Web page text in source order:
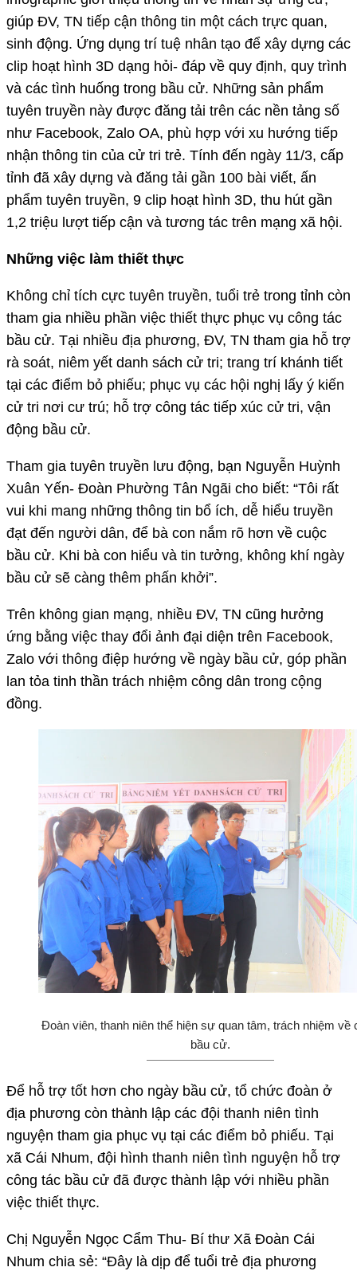
giúp ĐV, TN tiếp cận thông tin một cách trực quan,
sinh động. Ứng dụng trí tuệ nhân tạo để xây dựng các
clip hoạt hình 3D dạng hỏi- đáp về quy định, quy trình
và các tình huống trong bầu cử. Những sản phẩm
tuyên truyền này được đăng tải trên các nền tảng số
như Facebook, Zalo OA, phù hợp với xu hướng tiếp
nhận thông tin của cử tri trẻ. Tính đến ngày 11/3, cấp
tỉnh đã xây dựng và đăng tải gần 100 bài viết, ấn
phẩm tuyên truyền, 9 clip hoạt hình 3D, thu hút gần
1,2 triệu lượt tiếp cận và tương tác trên mạng xã hội.
Những việc làm thiết thực
Không chỉ tích cực tuyên truyền, tuổi trẻ trong tỉnh còn
tham gia nhiều phần việc thiết thực phục vụ công tác
bầu cử. Tại nhiều địa phương, ĐV, TN tham gia hỗ trợ
rà soát, niêm yết danh sách cử tri; trang trí khánh tiết
tại các điểm bỏ phiếu; phục vụ các hội nghị lấy ý kiến
cử tri nơi cư trú; hỗ trợ công tác tiếp xúc cử tri, vận
động bầu cử.
Tham gia tuyên truyền lưu động, bạn Nguyễn Huỳnh
Xuân Yến- Đoàn Phường Tân Ngãi cho biết: “Tôi rất
vui khi mang những thông tin bổ ích, dễ hiểu truyền
đạt đến người dân, để bà con nắm rõ hơn về cuộc
bầu cử. Khi bà con hiểu và tin tưởng, không khí ngày
bầu cử sẽ càng thêm phấn khởi”.
Trên không gian mạng, nhiều ĐV, TN cũng hưởng
ứng bằng việc thay đổi ảnh đại diện trên Facebook,
Zalo với thông điệp hướng về ngày bầu cử, góp phần
lan tỏa tinh thần trách nhiệm công dân trong cộng
đồng.
Đoàn viên, thanh niên thể hiện sự quan tâm, trách nhiệm về
bầu cử.
Để hỗ trợ tốt hơn cho ngày bầu cử, tổ chức đoàn ở
địa phương còn thành lập các đội thanh niên tình
nguyện tham gia phục vụ tại các điểm bỏ phiếu. Tại
xã Cái Nhum, đội hình thanh niên tình nguyện hỗ trợ
công tác bầu cử đã được thành lập với nhiều phần
việc thiết thực.
Chị Nguyễn Ngọc Cẩm Thu- Bí thư Xã Đoàn Cái
Nhum chia sẻ: “Đây là dịp để tuổi trẻ địa phương